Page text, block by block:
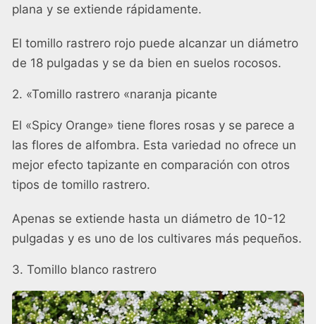
plana y se extiende rápidamente.
El tomillo rastrero rojo puede alcanzar un diámetro
de 18 pulgadas y se da bien en suelos rocosos.
2. «Tomillo rastrero «naranja picante
El «Spicy Orange» tiene flores rosas y se parece a
las flores de alfombra. Esta variedad no ofrece un
mejor efecto tapizante en comparación con otros
tipos de tomillo rastrero.
Apenas se extiende hasta un diámetro de 10-12
pulgadas y es uno de los cultivares más pequeños.
3. Tomillo blanco rastrero